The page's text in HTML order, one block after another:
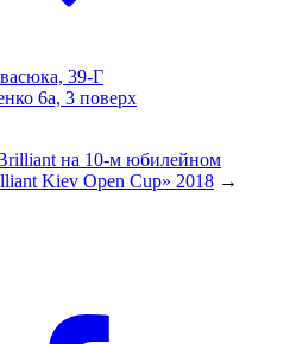
39-Г
6а, 3 поверх
на 10-м юбилейном
Kiev Open Cup» 2018 →